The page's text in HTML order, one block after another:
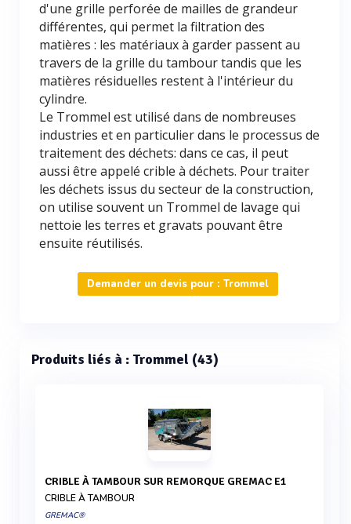
d'une grille perforée de mailles de grandeur
différentes, qui permet la filtration des
matières : les matériaux à garder passent au
travers de la grille du tambour tandis que les
matières résiduelles restent à l'intérieur du
cylindre.
Le Trommel est utilisé dans de nombreuses
industries et en particulier dans le processus de
traitement des déchets: dans ce cas, il peut
aussi être appelé crible à déchets. Pour traiter
les déchets issus du secteur de la construction,
on utilise souvent un Trommel de lavage qui
nettoie les terres et gravats pouvant être
ensuite réutilisés.
Demander un devis pour : Trommel
Produits liés à : Trommel (43)
CRIBLE À TAMBOUR SUR REMORQUE GREMAC E1
CRIBLE À TAMBOUR
GREMAC®